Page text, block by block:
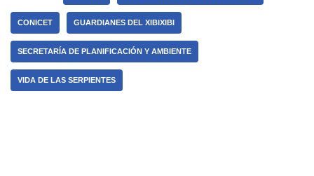
CONICET GUARDIANES DEL XIBIXIBI
SECRETARÍA DE PLANIFICACIÓN Y AMBIENTE
VIDA DE LAS SERPIENTES